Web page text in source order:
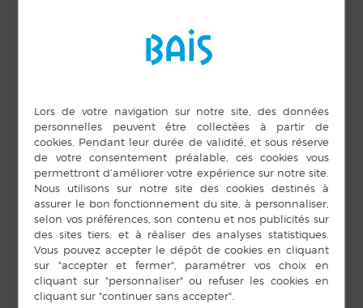
ou comment développer « une nouvelle planète
attitude »
Du 10 mai au 20 juin 2016 à la médiathèque de
Bais
Exposition gratuite tout public en partenariat avec la
Médiathèque Départementale